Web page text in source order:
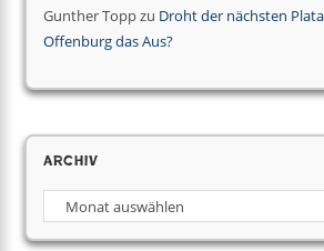
Gunther Toppzu Droht der nächsten
Offenburg das Aus?
Archiv